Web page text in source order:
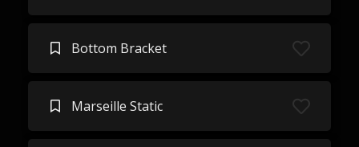
Bottom Bracket
Marseille Static